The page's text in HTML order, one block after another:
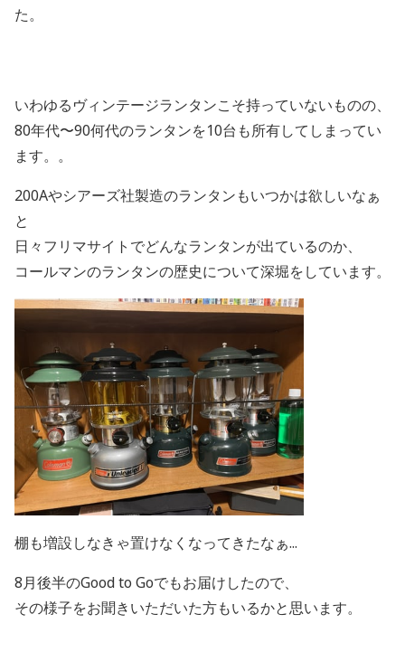
た。
いわゆるヴィンテージランタンこそ持っていないものの、
80年代〜90何代のランタンを10台も所有してしまってい
ます。。
200Aやシアーズ社製造のランタンもいつかは欲しいなぁ
と
日々フリマサイトでどんなランタンが出ているのか、
コールマンのランタンの歴史について深堀をしています。
棚も増設しなきゃ置けなくなってきたなぁ...
8月後半のGood to Goでもお届けしたので、
その様子をお聞きいただいた方もいるかと思います。